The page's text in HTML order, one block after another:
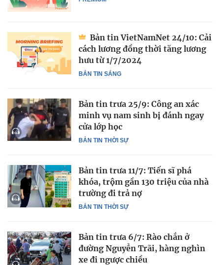
BẢN TIN SÁNG
Bản tin VietNamNet 24/10: Cải
cách lương đồng thời tăng lương
hưu từ 1/7/2024
BẢN TIN THỜI SỰ
Bản tin trưa 25/9: Công an xác
minh vụ nam sinh bị đánh ngay
cửa lớp học
BẢN TIN THỜI SỰ
Bản tin trưa 11/7: Tiến sĩ phá
khóa, trộm gần 130 triệu của nhà
trường đi trả nợ
Bản tin trưa 6/7: Rào chắn ở
đường Nguyễn Trãi, hàng nghìn
xe đi ngược chiều